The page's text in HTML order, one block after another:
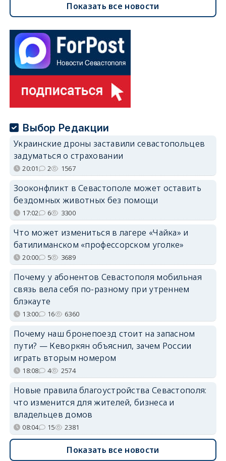
Показать все новости
Выбор Редакции
Украинские дроны заставили севастопольцев
задуматься о страховании
20:01 2 1567
Зооконфликт в Севастополе может оставить
бездомных животных без помощи
17:02 6 3300
Что может измениться в лагере «Чайка» и
батилиманском «профессорском уголке»
20:00 5 3689
Почему у абонентов Севастополя мобильная
связь вела себя по-разному при утреннем
блэкауте
13:00 16 6360
Почему наш бронепоезд стоит на запасном
пути? — Кеворкян объяснил, зачем России
играть вторым номером
18:08 4 2574
Новые правила благоустройства Севастополя:
что изменится для жителей, бизнеса и
владельцев домов
08:04 15 2381
Показать все новости